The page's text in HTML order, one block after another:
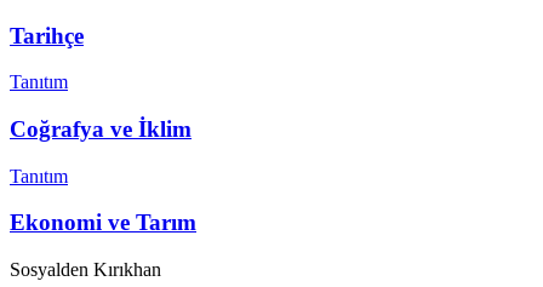
Tarihçe
Tanıtım
Coğrafya ve İklim
Tanıtım
Ekonomi ve Tarım
Sosyalden Kırıkhan